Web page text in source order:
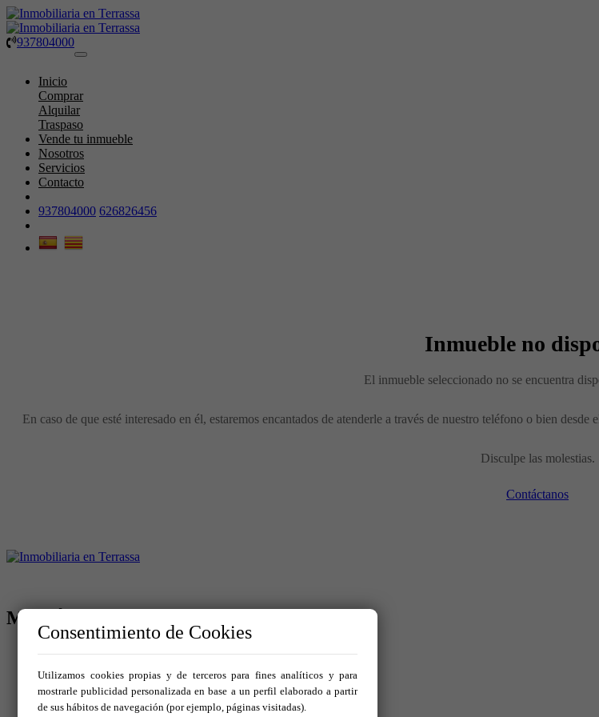
937804000
Toggle
Inicio
Comprar
Alquilar
Traspaso
Vende tu inmueble
Nosotros
Servicios
Contacto
937804000 626826456
Inmueble no
El inmueble seleccionado no se encuentra
En caso de que esté interesado en él, estaremos encantados de atenderle a través de nuestro teléfono o bien
Disculpe las molestias.
Contáctanos
MENÚ
Inicio
Alquilar
Traspaso
Vende tu inmueble
Consentimiento de Cookies
Utilizamos cookies propias y de terceros para fines analíticos y para
mostrarle publicidad personalizada en base a un perfil elaborado a partir
de sus hábitos de navegación (por ejemplo, páginas visitadas).